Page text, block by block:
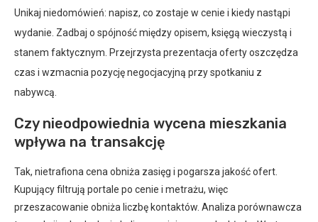
Unikaj niedomówień: napisz, co zostaje w cenie i kiedy nastąpi
wydanie. Zadbaj o spójność między opisem, księgą wieczystą i
stanem faktycznym. Przejrzysta prezentacja oferty oszczędza
czas i wzmacnia pozycję negocjacyjną przy spotkaniu z
nabywcą.
Czy nieodpowiednia wycena mieszkania
wpływa na transakcję
Tak, nietrafiona cena obniża zasięg i pogarsza jakość ofert.
Kupujący filtrują portale po cenie i metrażu, więc
przeszacowanie obniża liczbę kontaktów. Analiza porównawcza